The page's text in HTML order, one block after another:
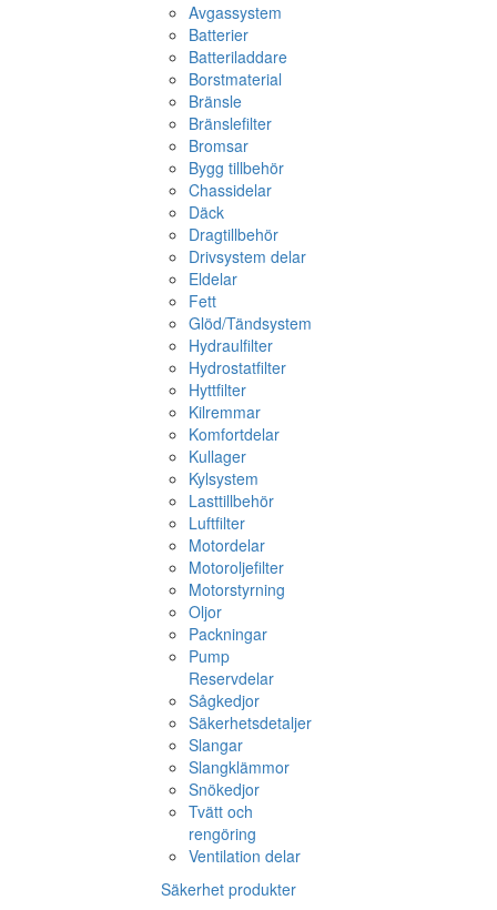
Avgassystem
Batterier
Batteriladdare
Borstmaterial
Bränsle
Bränslefilter
Bromsar
Bygg tillbehör
Chassidelar
Däck
Dragtillbehör
Drivsystem delar
Eldelar
Fett
Glöd/Tändsystem
Hydraulfilter
Hydrostatfilter
Hyttfilter
Kilremmar
Komfortdelar
Kullager
Kylsystem
Lasttillbehör
Luftfilter
Motordelar
Motoroljefilter
Motorstyrning
Oljor
Packningar
Pump
Reservdelar
Sågkedjor
Säkerhetsdetaljer
Slangar
Slangklämmor
Snökedjor
Tvätt och
rengöring
Ventilation delar
Säkerhet produkter